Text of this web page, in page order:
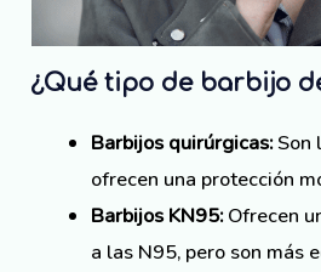
¿Qué tipo de barbijo
Barbijos quirúrgicas:Son
ofrecen una protección
Barbijos KN95:Ofrecen
a las N95, pero son más